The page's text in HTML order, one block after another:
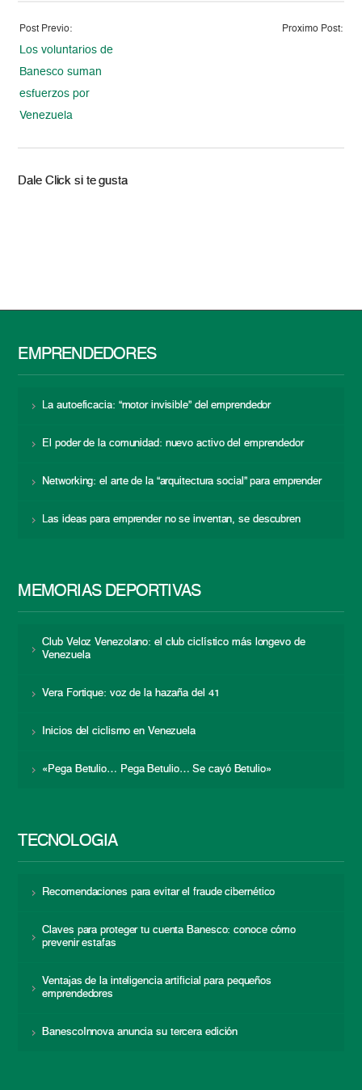
Post Previo:
Los voluntarios de
Banesco suman
esfuerzos por
Venezuela
Proximo Post:
Dale Click si te gusta
EMPRENDEDORES
La autoeficacia: “motor invisible” del emprendedor
El poder de la comunidad: nuevo activo del emprendedor
Networking: el arte de la “arquitectura social” para emprender
Las ideas para emprender no se inventan, se descubren
MEMORIAS DEPORTIVAS
Club Veloz Venezolano: el club ciclístico más longevo de
Venezuela
Vera Fortique: voz de la hazaña del 41
Inicios del ciclismo en Venezuela
«Pega Betulio… Pega Betulio… Se cayó Betulio»
TECNOLOGÍA
Recomendaciones para evitar el fraude cibernético
Claves para proteger tu cuenta Banesco: conoce cómo
prevenir estafas
Ventajas de la inteligencia artificial para pequeños
emprendedores
BanescoInnova anuncia su tercera edición